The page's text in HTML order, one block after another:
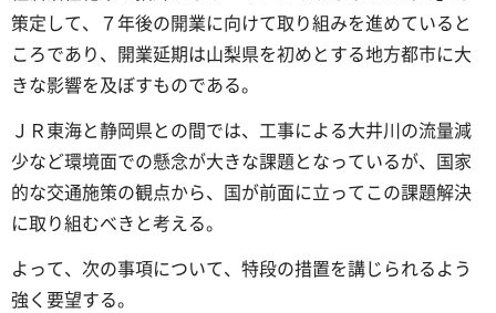
策定して、７年後の開業に向けて取り組みを進めていると
ころであり、開業延期は山梨県を初めとする地方都市に大
きな影響を及ぼすものである。
ＪＲ東海と静岡県との間では、工事による大井川の流量減
少など環境面での懸念が大きな課題となっているが、国家
的な交通施策の観点から、国が前面に立ってこの課題解決
に取り組むべきと考える。
よって、次の事項について、特段の措置を講じられるよう
強く要望する。